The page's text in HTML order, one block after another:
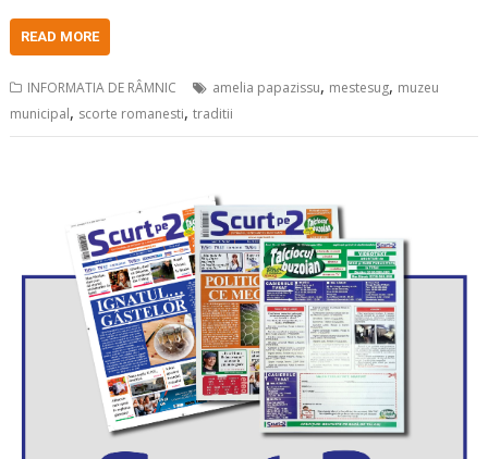
READ MORE
INFORMATIA DE RÂMNIC amelia papazissu, mestesug, muzeu
municipal, scorte romanesti,traditii